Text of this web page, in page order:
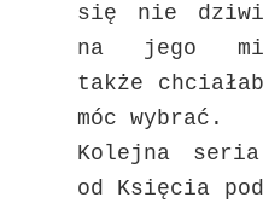
się nie
na jego
także
móc wybrać.
Kolejna seria
od Księcia